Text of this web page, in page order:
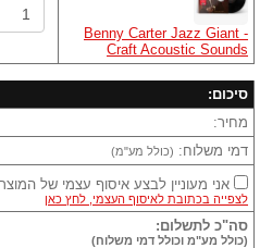
Benny Carter Jazz Giant -
Craft Acoustic Sounds
סיכום:
מחיר:
דמי משלוח: (כולל מע"מ)
אני מעוניין לבצע איסוף עצמי של המוצר
לצפייה בכתובת לאיסוף העצמי, לחץ כאן
סה"כ לתשלום:
(כולל מע"מ וכולל דמי משלוח)